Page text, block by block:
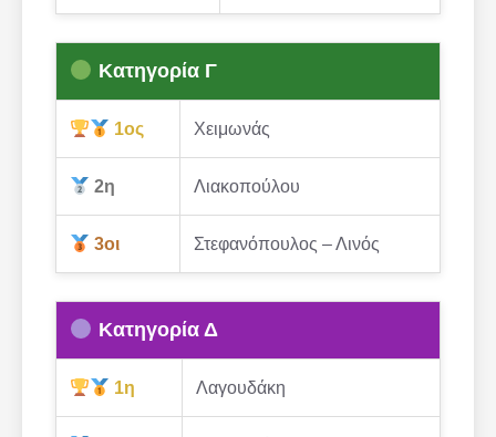
Κατηγορία Γ
1ος Χειμωνάς
2η Λιακοπούλου
3οι Στεφανόπουλος – Λινός
Κατηγορία Δ
1η Λαγουδάκη